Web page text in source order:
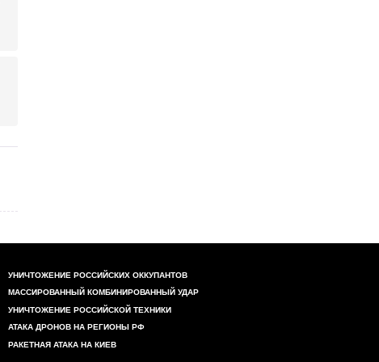
УНИЧТОЖЕНИЕ РОССИЙСКИХ ОККУПАНТОВ
МАССИРОВАННЫЙ КОМБИНИРОВАННЫЙ УДАР
УНИЧТОЖЕНИЕ РОССИЙСКОЙ ТЕХНИКИ
АТАКА ДРОНОВ НА РЕГИОНЫ РФ
РАКЕТНАЯ АТАКА НА КИЕВ